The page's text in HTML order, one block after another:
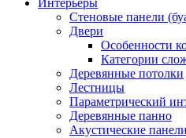
Интерьеры
Стеновые панели
Двери
Особенности
Категории
Деревянные потолки
Лестницы
Параметрический
Деревянные панно
Акустические панели